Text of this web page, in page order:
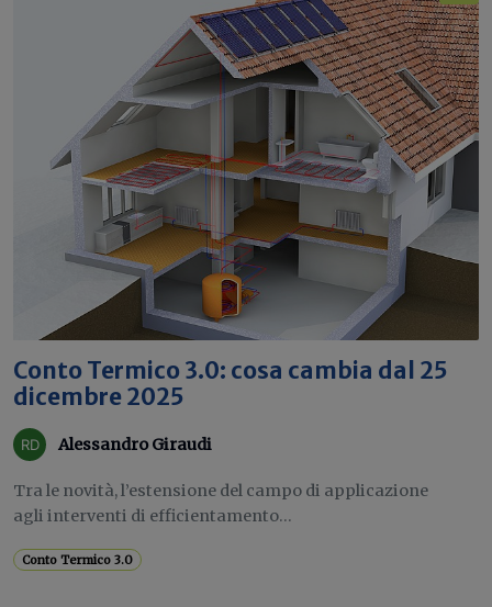
Conto Termico 3.0: cosa cambia dal 25
dicembre 2025
Alessandro Giraudi
Tra le novità, l’estensione del campo di applicazione
agli interventi di efficientamento...
Conto Termico 3.0